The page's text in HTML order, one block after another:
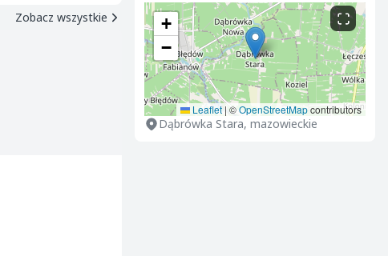
Zobacz wszystkie
+
−
Leaflet | ©OpenStreetMapcontributors
Dąbrówka Stara, mazowieckie